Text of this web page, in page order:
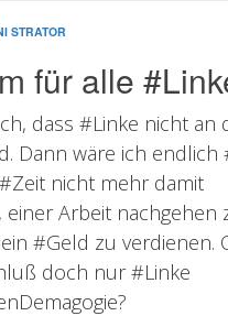
STRATOR
für alle
dass #Linke nicht an
Dann wäre ich endlich
nicht mehr damit
Arbeit nachgehen
#Geld zu verdienen.
doch nur #Linke